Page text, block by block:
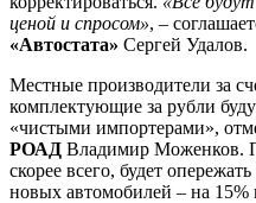
ценой и спросом», –
«Автостата» Сергей Удалов.
Местные производители за
комплектующие за рубли
«чистыми импортерами»,
РОАД Владимир Моженков.
скорее всего, будет
новых автомобилей – на 15%